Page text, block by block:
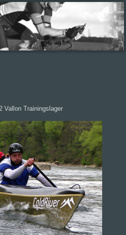
Vallon Trainingslager